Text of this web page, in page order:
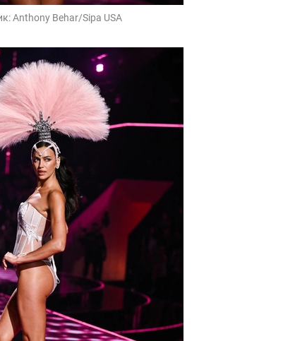
Anthony Behar/Sipa USA